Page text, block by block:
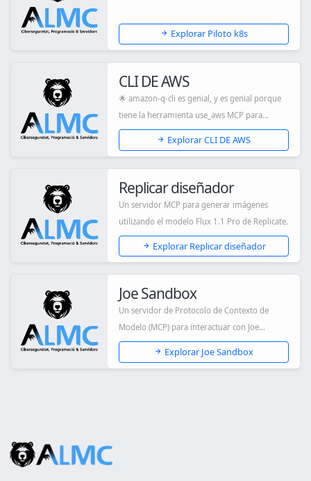
Explorar Piloto k8s
CLI DE AWS
🌟 amazon-q-cli es genial, y es genial porque
tiene la herramienta use_aws MCP para
intera...
Explorar CLI DE AWS
Replicar diseñador
Un servidor MCP para generar imágenes
utilizando el modelo Flux 1.1 Pro de Replicate.
Explorar Replicar diseñador
Joe Sandbox
Un servidor de Protocolo de Contexto de
Modelo (MCP) para interactuar con Joe
Sandbox Clou...
Explorar Joe Sandbox